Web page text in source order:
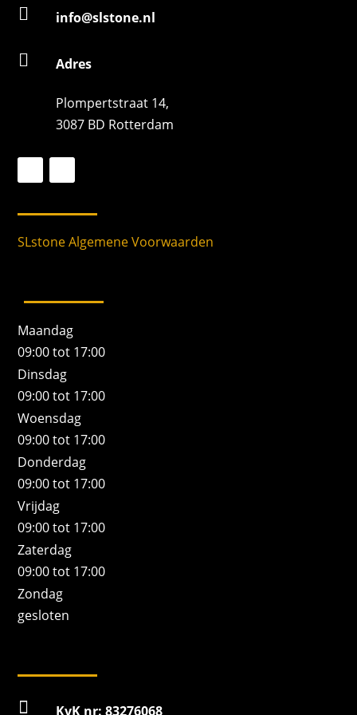
 info@slstone.nl
 Adres
Plompertstraat 14,
3087 BD Rotterdam
SLstone Algemene Voorwaarden
Maandag
09:00 tot 17:00
Dinsdag
09:00 tot 17:00
Woensdag
09:00 tot 17:00
Donderdag
09:00 tot 17:00
Vrijdag
09:00 tot 17:00
Zaterdag
09:00 tot 17:00
Zondag
gesloten
 KvK nr: 83276068